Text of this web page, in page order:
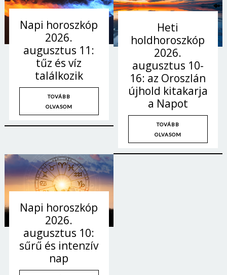
Napi horoszkóp
2026.
augusztus 11:
tűz és víz
találkozik
TOVÁBB
OLVASOM
Heti
holdhoroszkóp
2026.
augusztus 10-
16: az Oroszlán
újhold kitakarja
a Napot
TOVÁBB
OLVASOM
Napi horoszkóp
2026.
augusztus 10:
sűrű és intenzív
nap